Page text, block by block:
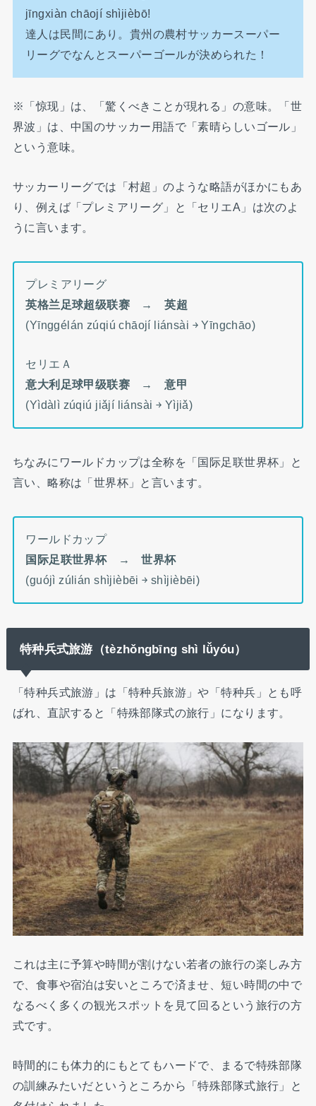
jīngxiàn chāojí shìjièbō!
達人は民間にあり。貴州の農村サッカースーパー
リーグでなんとスーパーゴールが決められた！
※「惊现」は、「驚くべきことが現れる」の意味。「世
界波」は、中国のサッカー用語で「素晴らしいゴール」
という意味。
サッカーリーグでは「村超」のような略語がほかにもあ
り、例えば「プレミアリーグ」と「セリエA」は次のよ
うに言います。
プレミアリーグ
英格兰足球超级联赛 → 英超
(Yīnggélán zúqiú chāojí liánsài ￫ Yīngchāo)
セリエＡ
意大利足球甲级联赛 → 意甲
(Yìdàlì zúqiú jiǎjí liánsài ￫ Yìjiǎ)
ちなみにワールドカップは全称を「国际足联世界杯」と
言い、略称は「世界杯」と言います。
ワールドカップ
国际足联世界杯 → 世界杯
(guójì zúlián shìjièbēi ￫ shìjièbēi)
特种兵式旅游（tèzhǒngbīng shì lǚyóu）
「特种兵式旅游」は「特种兵旅游」や「特种兵」とも呼
ばれ、直訳すると「特殊部隊式の旅行」になります。
これは主に予算や時間が割けない若者の旅行の楽しみ方
で、食事や宿泊は安いところで済ませ、短い時間の中で
なるべく多くの観光スポットを見て回るという旅行の方
式です。
時間的にも体力的にもとてもハードで、まるで特殊部隊
の訓練みたいだというところから「特殊部隊式旅行」と